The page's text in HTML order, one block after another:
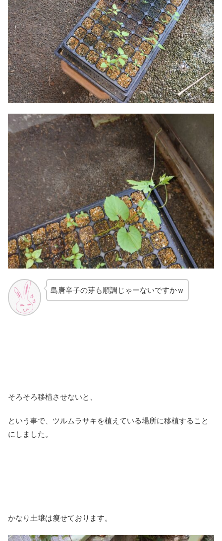
島唐辛子の芽も順調じゃーないですかｗ
そろそろ移植させないと、
という事で、ツルムラサキを植えている場所に移植すること
にしました。
かなり土壌は瘦せております。